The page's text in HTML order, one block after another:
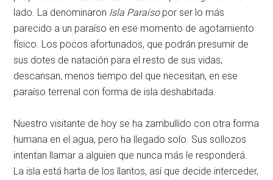
lado. La denominaron Isla Paraíso por ser lo más
parecido a un paraíso en ese momento de agotamiento
físico. Los pocos afortunados, que podrán presumir de
sus dotes de natación para el resto de sus vidas,
descansan, menos tiempo del que necesitan, en ese
paraíso terrenal con forma de isla deshabitada.
Nuestro visitante de hoy se ha zambullido con otra forma
humana en el agua, pero ha llegado solo. Sus sollozos
intentan llamar a alguien que nunca más le responderá.
La isla está harta de los llantos, así que decide interceder,